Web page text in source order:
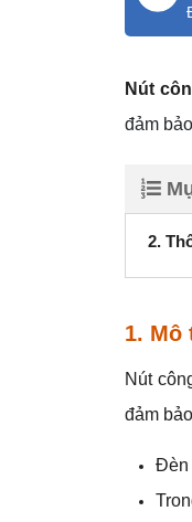
Nút
đảm
2.
1. Mô
Nút
đảm
Đèn